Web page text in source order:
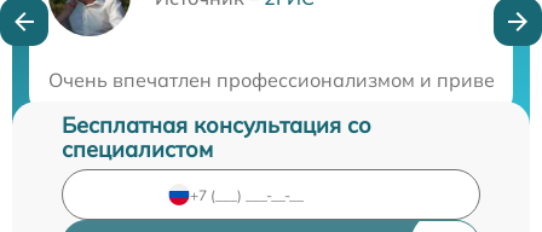
Очень впечатлен профессионализмом и
Бесплатная консультация со
специалистом